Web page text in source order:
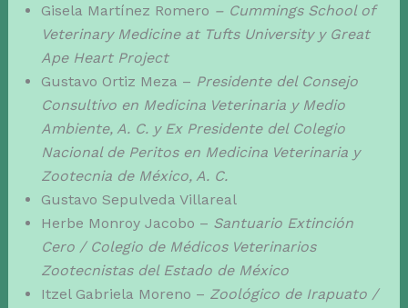
Gisela Martínez Romero – Cummings School of
Veterinary Medicine at Tufts University y Great
Ape Heart Project
Gustavo Ortiz Meza – Presidente del Consejo
Consultivo en Medicina Veterinaria y Medio
Ambiente, A. C. y Ex Presidente del Colegio
Nacional de Peritos en Medicina Veterinaria y
Zootecnia de México, A. C.
Gustavo Sepulveda Villareal
Herbe Monroy Jacobo – Santuario Extinción
Cero / Colegio de Médicos Veterinarios
Zootecnistas del Estado de México
Itzel Gabriela Moreno – Zoológico de Irapuato /